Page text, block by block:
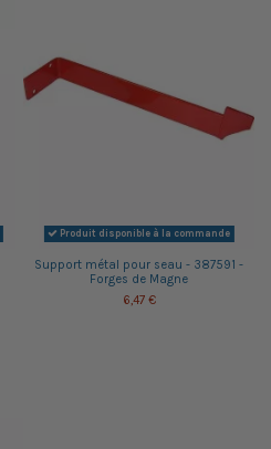
Produit disponible à la commande
Support métal pour seau - 387591 -
Forges de Magne
6,47 €